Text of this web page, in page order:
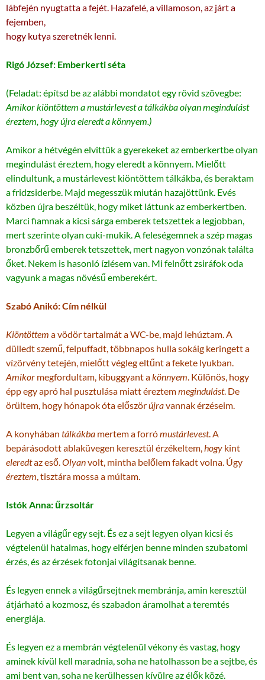
lábfején nyugtatta a fejét. Hazafelé, a villamoson, az járt a
fejemben,
hogy kutya szeretnék lenni.
Rigó József: Emberkerti séta
(Feladat: építsd be az alábbi mondatot egy rövid szövegbe:
Amikor kiöntöttem a mustárlevest a tálkákba olyan megindulást
éreztem, hogy újra eleredt a könnyem.)
Amikor a hétvégén elvittük a gyerekeket az emberkertbe olyan
megindulást éreztem, hogy eleredt a könnyem. Mielőtt
elindultunk, a mustárlevest kiöntöttem tálkákba, és beraktam
a fridzsiderbe. Majd megesszük miután hazajöttünk. Evés
közben újra beszéltük, hogy miket láttunk az emberkertben.
Marci fiamnak a kicsi sárga emberek tetszettek a legjobban,
mert szerinte olyan cuki-mukik. A feleségemnek a szép magas
bronzbőrű emberek tetszettek, mert nagyon vonzónak találta
őket. Nekem is hasonló ízlésem van. Mi felnőtt zsiráfok oda
vagyunk a magas növésű emberekért.
Szabó Anikó: Cím nélkül
Kiöntöttem a vödör tartalmát a WC-be, majd lehúztam. A
dülledt szemű, felpuffadt, többnapos hulla sokáig keringett a
vízörvény tetején, mielőtt végleg eltűnt a fekete lyukban.
Amikor megfordultam, kibuggyant akönnyem. Különös, hogy
épp egy apró hal pusztulása miatt éreztemmegindulást. De
örültem, hogy hónapok óta előszörújravannak érzéseim.
A konyhában tálkákba mertem a forrómustárlevest. A
bepárásodott ablaküvegen keresztül érzékeltem,hogy kint
eleredtaz eső.Olyanvolt, mintha belőlem fakadt volna. Úgy
éreztem, tisztára mossa a múltam.
Istók Anna: űrzsoltár
Legyen a világűr egy sejt. És ez a sejt legyen olyan kicsi és
végtelenül hatalmas, hogy elférjen benne minden szubatomi
érzés, és az érzések fotonjai világítsanak benne.
És legyen ennek a világűrsejtnek membránja, amin keresztül
átjárható a kozmosz, és szabadon áramolhat a teremtés
energiája.
És legyen ez a membrán végtelenül vékony és vastag, hogy
aminek kívül kell maradnia, soha ne hatolhasson be a sejtbe, és
ami bent van, soha ne kerülhessen kívülre az élők közé.